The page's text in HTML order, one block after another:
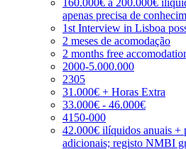
apenas precisa de
1st Interview in Lisboa
2 meses de acomodação
2 months free
2000-5.000.000
2305
31.000€ + Horas Extra
33.000€ - 46.000€
4150-000
42.000€ ilíquidos anuais +
adicionais; registo NMBI